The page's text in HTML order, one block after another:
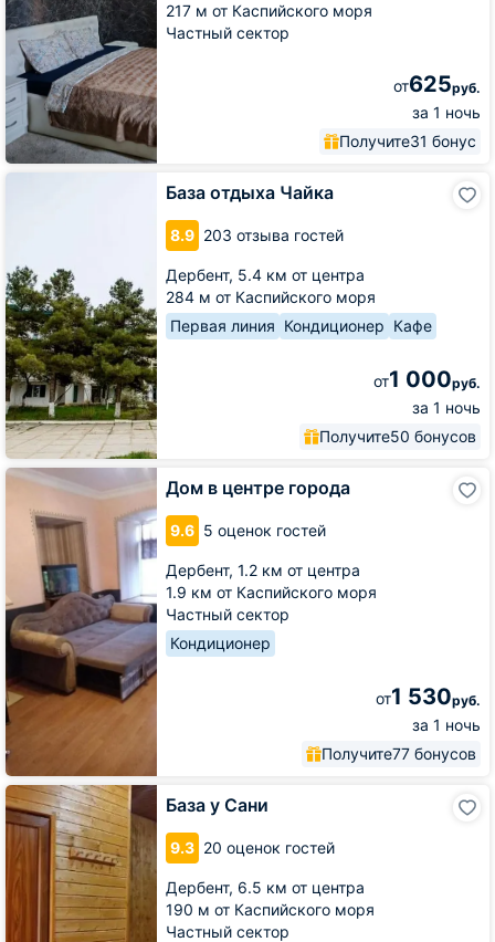
217 м от Каспийского моря
Частный сектор
от625руб.
за 1 ночь
Получите31 бонус
База отдыха Чайка
8.9 203 отзыва гостей
Дербент, 5.4 км от центра
284 м от Каспийского моря
Первая линия Кондиционер Кафе
от1 000руб.
за 1 ночь
Получите50 бонусов
Дом в центре города
9.6 5 оценок гостей
Дербент, 1.2 км от центра
1.9 км от Каспийского моря
Частный сектор
Кондиционер
от1 530руб.
за 1 ночь
Получите77 бонусов
Дом
центре
города
База у Сани
9.3 20 оценок гостей
Дербент, 6.5 км от центра
190 м от Каспийского моря
Частный сектор
База
у
Сани